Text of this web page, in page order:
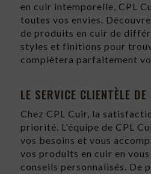
en cuir intemporelle, CPL
toutes vos envies.
de produits en cuir de
styles et finitions pour
complètera parfaitement
LE SERVICE CLIENTÈLE
Chez CPL Cuir, la
priorité. L'équipe de CPL
vos besoins et vous
vos produits en cuir en
conseils personnalisés. De